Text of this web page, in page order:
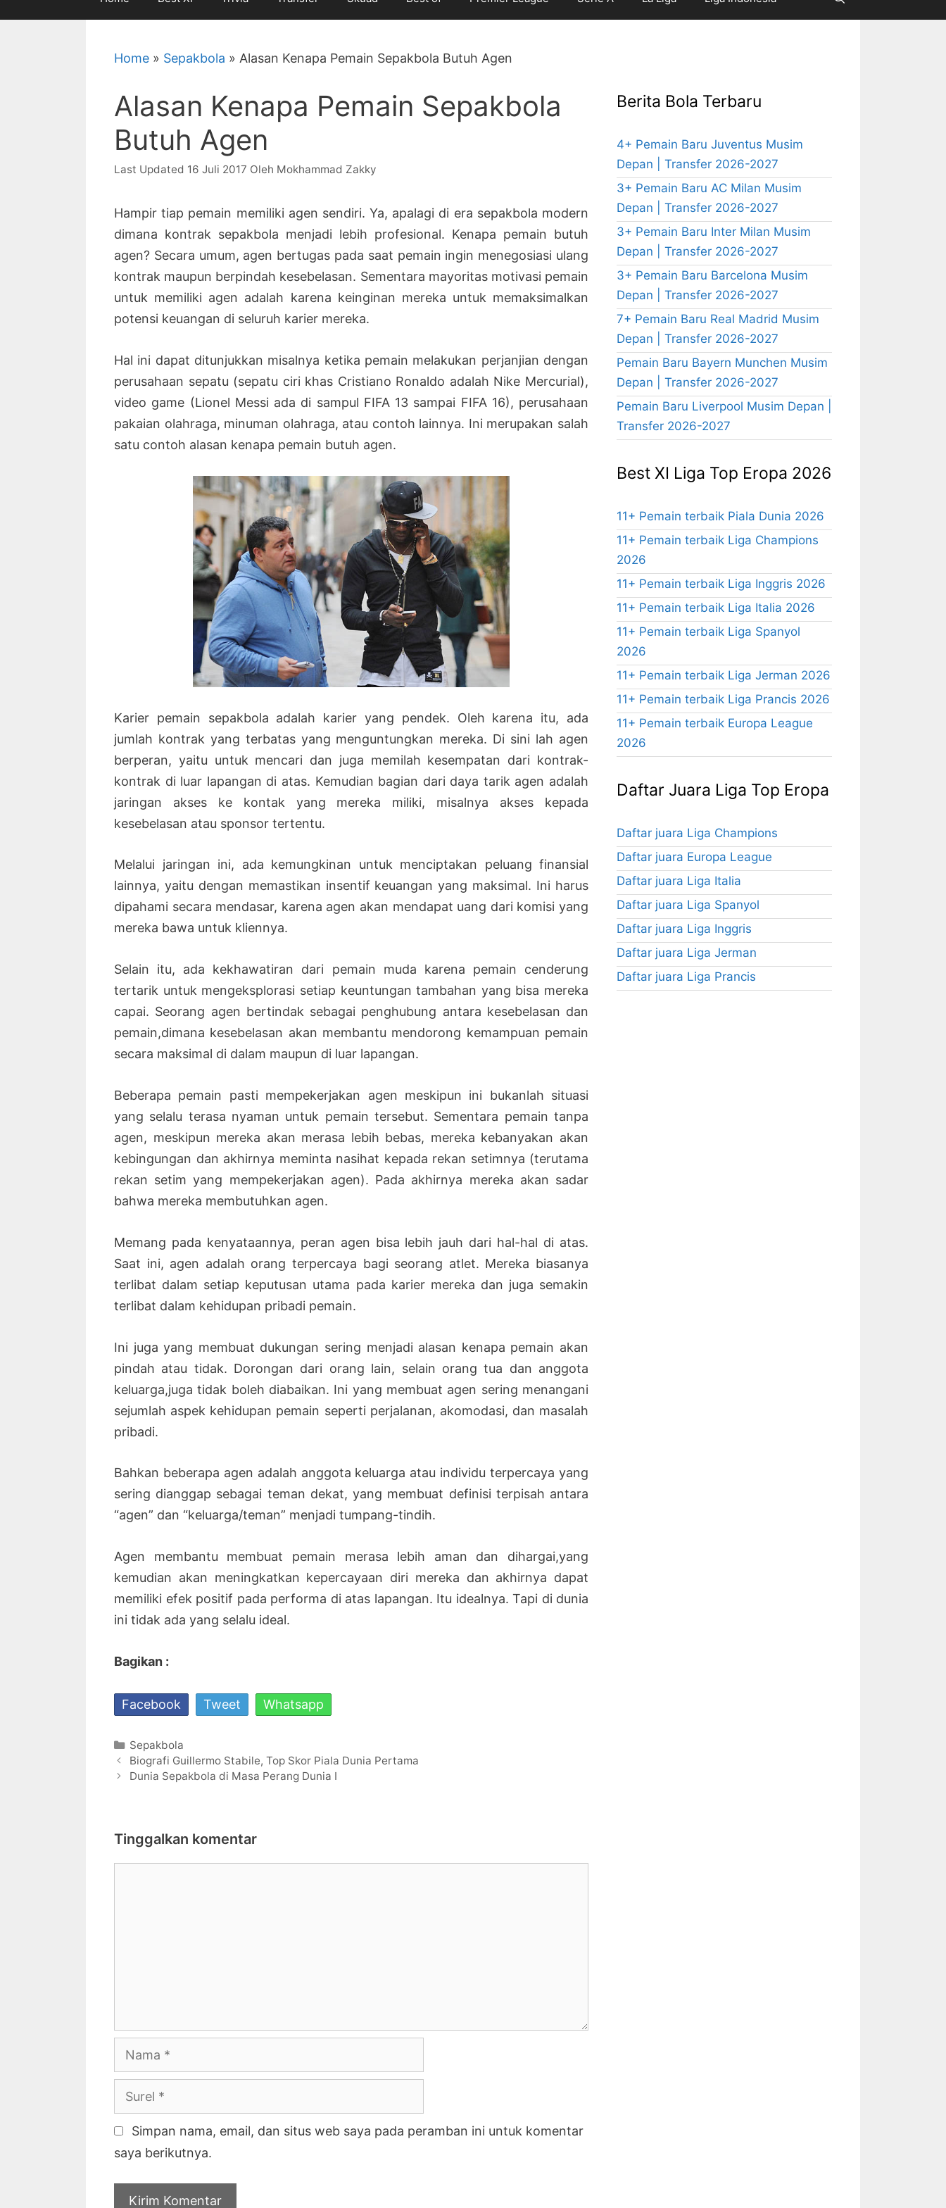
Home » Sepakbola » Alasan Kenapa Pemain Sepakbola Butuh Agen
Alasan Kenapa Pemain Sepakbola
Butuh Agen
16 Juli 2017 Oleh Mokhammad Zakky
Hampir tiap pemain memiliki agen sendiri. Ya, apalagi di era sepakbola modern
dimana kontrak sepakbola menjadi lebih profesional. Kenapa pemain butuh
agen? Secara umum, agen bertugas pada saat pemain ingin menegosiasi ulang
kontrak maupun berpindah kesebelasan. Sementara mayoritas motivasi pemain
untuk memiliki agen adalah karena keinginan mereka untuk memaksimalkan
potensi keuangan di seluruh karier mereka.
Hal ini dapat ditunjukkan misalnya ketika pemain melakukan perjanjian dengan
perusahaan sepatu (sepatu ciri khas Cristiano Ronaldo adalah Nike Mercurial),
video game (Lionel Messi ada di sampul FIFA 13 sampai FIFA 16), perusahaan
pakaian olahraga, minuman olahraga, atau contoh lainnya. Ini merupakan salah
satu contoh alasan kenapa pemain butuh agen.
Karier pemain sepakbola adalah karier yang pendek. Oleh karena itu, ada
jumlah kontrak yang terbatas yang menguntungkan mereka. Di sini lah agen
berperan, yaitu untuk mencari dan juga memilah kesempatan dari kontrak-
kontrak di luar lapangan di atas. Kemudian bagian dari daya tarik agen adalah
jaringan akses ke kontak yang mereka miliki, misalnya akses kepada
kesebelasan atau sponsor tertentu.
Melalui jaringan ini, ada kemungkinan untuk menciptakan peluang finansial
lainnya, yaitu dengan memastikan insentif keuangan yang maksimal. Ini harus
dipahami secara mendasar, karena agen akan mendapat uang dari komisi yang
mereka bawa untuk kliennya.
Selain itu, ada kekhawatiran dari pemain muda karena pemain cenderung
tertarik untuk mengeksplorasi setiap keuntungan tambahan yang bisa mereka
capai. Seorang agen bertindak sebagai penghubung antara kesebelasan dan
pemain,dimana kesebelasan akan membantu mendorong kemampuan pemain
secara maksimal di dalam maupun di luar lapangan.
Beberapa pemain pasti mempekerjakan agen meskipun ini bukanlah situasi
yang selalu terasa nyaman untuk pemain tersebut. Sementara pemain tanpa
agen, meskipun mereka akan merasa lebih bebas, mereka kebanyakan akan
kebingungan dan akhirnya meminta nasihat kepada rekan setimnya (terutama
rekan setim yang mempekerjakan agen). Pada akhirnya mereka akan sadar
bahwa mereka membutuhkan agen.
Memang pada kenyataannya, peran agen bisa lebih jauh dari hal-hal di atas.
Saat ini, agen adalah orang terpercaya bagi seorang atlet. Mereka biasanya
terlibat dalam setiap keputusan utama pada karier mereka dan juga semakin
terlibat dalam kehidupan pribadi pemain.
Ini juga yang membuat dukungan sering menjadi alasan kenapa pemain akan
pindah atau tidak. Dorongan dari orang lain, selain orang tua dan anggota
keluarga,juga tidak boleh diabaikan. Ini yang membuat agen sering menangani
sejumlah aspek kehidupan pemain seperti perjalanan, akomodasi, dan masalah
pribadi.
Bahkan beberapa agen adalah anggota keluarga atau individu terpercaya yang
sering dianggap sebagai teman dekat, yang membuat definisi terpisah antara
“agen” dan “keluarga/teman” menjadi tumpang-tindih.
Agen membantu membuat pemain merasa lebih aman dan dihargai,yang
kemudian akan meningkatkan kepercayaan diri mereka dan akhirnya dapat
memiliki efek positif pada performa di atas lapangan. Itu idealnya. Tapi di dunia
ini tidak ada yang selalu ideal.
Bagikan :
Facebook Tweet Whatsapp
Kategori
Sepakbola
Navigasi
Tulisan
Biografi Guillermo Stabile, Top Skor Piala Dunia Pertama
Dunia Sepakbola di Masa Perang Dunia I
Tinggalkan komentar
Nama
Surel
Simpan nama, email, dan situs web saya pada peramban ini untuk komentar
saya berikutnya.
Berita Bola Terbaru
4+ Pemain Baru Juventus Musim
Depan | Transfer 2026-2027
3+ Pemain Baru AC Milan Musim
Depan | Transfer 2026-2027
3+ Pemain Baru Inter Milan Musim
Depan | Transfer 2026-2027
3+ Pemain Baru Barcelona Musim
Depan | Transfer 2026-2027
7+ Pemain Baru Real Madrid Musim
Depan | Transfer 2026-2027
Pemain Baru Bayern Munchen Musim
Depan | Transfer 2026-2027
Pemain Baru Liverpool Musim Depan |
Transfer 2026-2027
Best XI Liga Top Eropa 2026
11+ Pemain terbaik Piala Dunia 2026
11+ Pemain terbaik Liga Champions
2026
11+ Pemain terbaik Liga Inggris 2026
11+ Pemain terbaik Liga Italia 2026
11+ Pemain terbaik Liga Spanyol
2026
11+ Pemain terbaik Liga Jerman 2026
11+ Pemain terbaik Liga Prancis 2026
11+ Pemain terbaik Europa League
2026
Daftar Juara Liga Top Eropa
Daftar juara Liga Champions
Daftar juara Europa League
Daftar juara Liga Italia
Daftar juara Liga Spanyol
Daftar juara Liga Inggris
Daftar juara Liga Jerman
Daftar juara Liga Prancis